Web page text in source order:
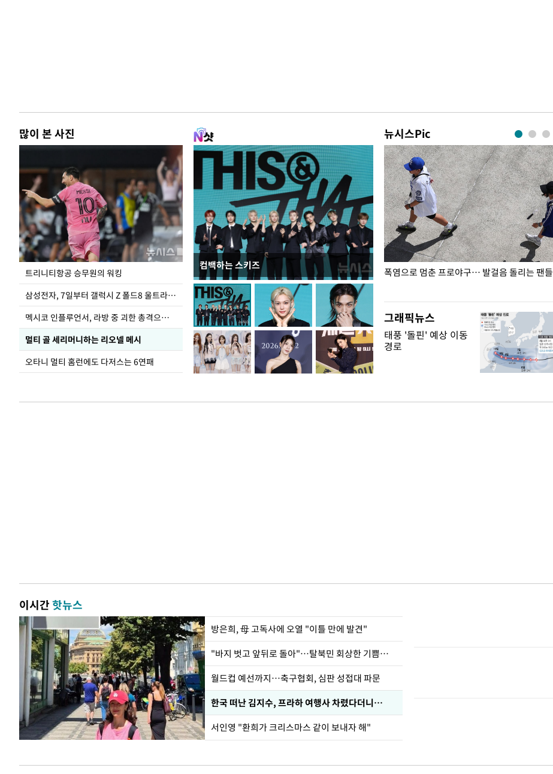
많이 본 사진
트리니티항공 승무원의 워킹
삼성전자, 7일부터 갤럭시 Z 폴드8 울트라·폴드8·플립8 출시
멕시코 인플루언서, 라방 중 괴한 총격으로 사망
멀티 골 세리머니하는 리오넬 메시
오타니 멀티 홈런에도 다저스는 6연패
컴백하는 스키즈
뉴시스Pic
입추 하루 앞둔 전남광주… 열화상 카메라에 담긴
폭염
폭염으로 멈춘 프로야구… 발걸음 돌리는 팬들
그래픽뉴스
태풍 '돌핀' 예상 이동
경로
이시간핫뉴스
방은희, 母 고독사에 오열 "이틀 만에 발견"
"바지 벗고 앞뒤로 돌아"…탈북민 회상한 기쁨조 검사
월드컵 예선까지…축구협회, 심판 성접대 파문
한국 떠난 김지수, 프라하 여행사 차렸다더니…
서인영 "환희가 크리스마스 같이 보내자 해"